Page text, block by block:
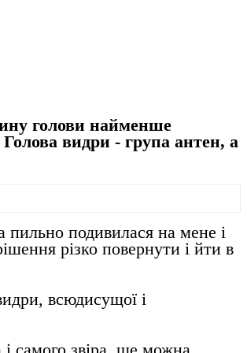
голови найменше
видри - група антен, а
пильно подивилася на мене і
різко повернути і йти в
всюдисущої і